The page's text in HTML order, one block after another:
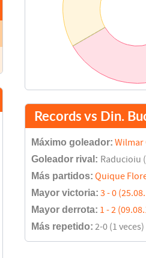
Records vs Din.
Máximo goleador: Wilmar
Goleador rival: Raducioiu
Más partidos: Quique
Mayor victoria: 3 - 0
Mayor derrota: 1 - 2
Más repetido: 2-0 (1 veces)